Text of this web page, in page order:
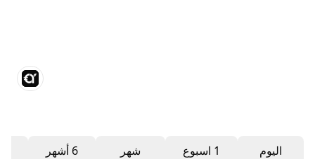
اليوم
1 اسبوع
شهر
6 أشهر